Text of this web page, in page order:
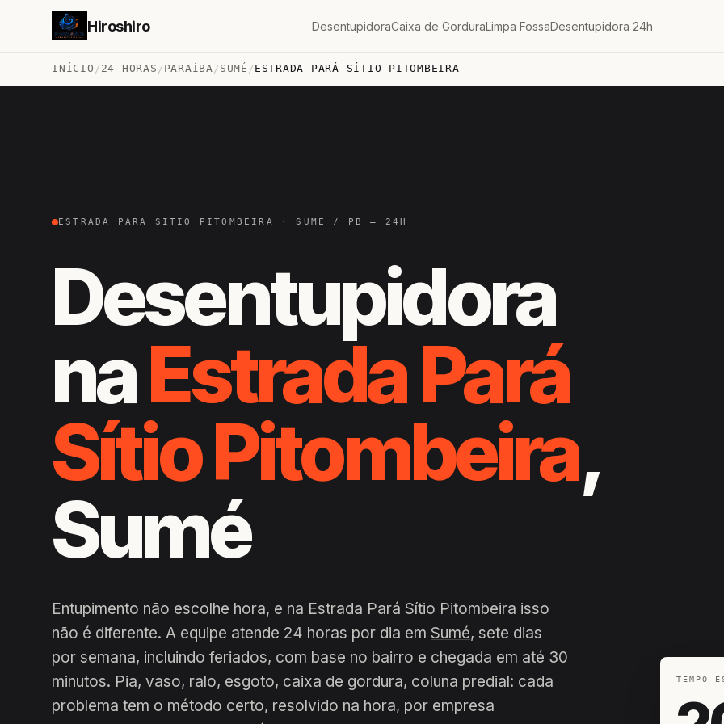
Hiroshiro DesentupidoraCaixa de GorduraLimpa FossaDesentupidora 24h
INÍCIO /24 HORAS /PARAÍBA /SUMÉ /ESTRADA PARÁ SÍTIO PITOMBEIRA
ESTRADA PARÁ SÍTIO PITOMBEIRA · SUMÉ / PB — 24H
Desentupidora
naEstrada Pará
Sítio Pitombeira,
Sumé
Entupimento não escolhe hora, e na Estrada Pará Sítio Pitombeira isso
não é diferente. A equipe atende 24 horas por dia em Sumé, sete dias
por semana, incluindo feriados, com base no bairro e chegada em até 30
minutos. Pia, vaso, ralo, esgoto, caixa de gordura, coluna predial: cada
problema tem o método certo, resolvido na hora, por empresa
TEMPO